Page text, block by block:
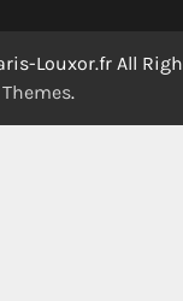
Louxor.fr All
.